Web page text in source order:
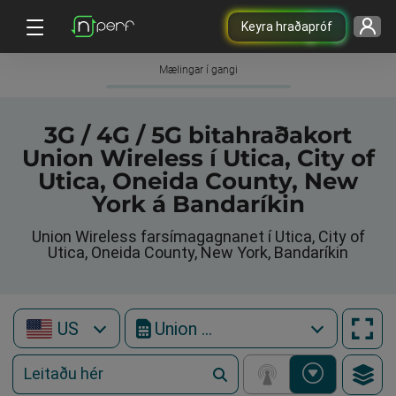
Keyra hraðapróf
Mælingar í gangi
3G / 4G / 5G bitahraðakort
Union Wireless í Utica, City of
Utica, Oneida County, New
York á Bandaríkin
Union Wireless farsímagagnanet í Utica, City of
Utica, Oneida County, New York, Bandaríkin
US Union Wireless